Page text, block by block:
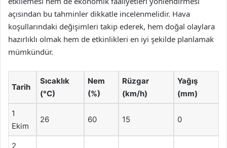
açısından bu tahminler dikkatle incelenmelidir. Hava
koşullarındaki değişimleri takip ederek, hem doğal olaylara
hazırlıklı olmak hem de etkinlikleri en iyi şekilde planlamak
mümkündür.
Tarih
Sıcaklık
(°C)
Nem
(%)
Rüzgar
(km/h)
Yağış
(mm)
1
Ekim
26 60 15 0
2